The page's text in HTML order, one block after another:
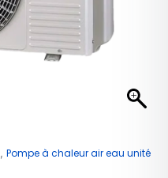
Pompe à chaleur air eau unité